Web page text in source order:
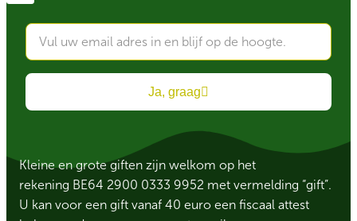
Ja, graag
Kleine en grote giften zijn welkom op het
rekening BE64 2900 0333 9952 met vermelding “gift”.
U kan voor een gift vanaf 40 euro een fiscaal attest